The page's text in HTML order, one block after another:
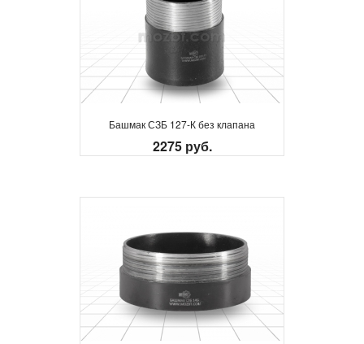
Башмак СЗБ 127-К без клапана
2275 руб.